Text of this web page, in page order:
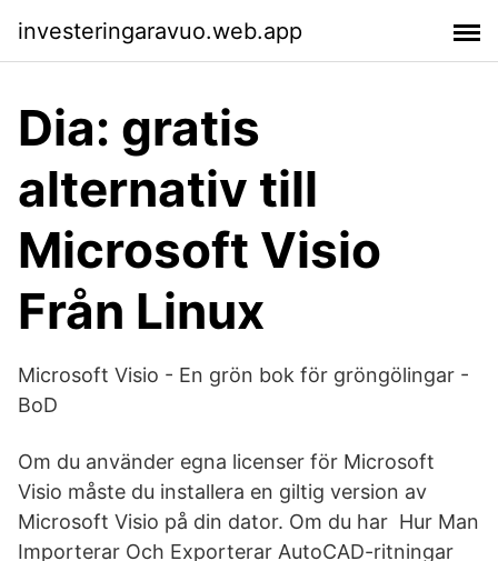
investeringaravuo.web.app
Dia: gratis
alternativ till
Microsoft Visio
Från Linux
Microsoft Visio - En grön bok för gröngölingar -
BoD
Om du använder egna licenser för Microsoft
Visio måste du installera en giltig version av
Microsoft Visio på din dator. Om du har Hur Man
Importerar Och Exporterar AutoCAD-ritningar